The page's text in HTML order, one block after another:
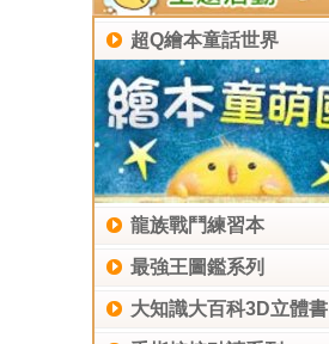
超Q繪本童話世界
龍族戰鬥練習本
最強王圖鑑系列
大知識大百科3D立體書